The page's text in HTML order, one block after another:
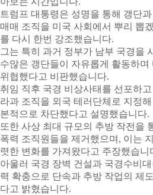
트럼프 대통령은 성명을 통해 갱단과
매매 조직을 미국 사회에서 뿌리 뽑
를 다시 한번 강조했습니다.
그는 특히 과거 정부가 남부 국경을
수많은 갱단들이 자유롭게 활동하며
위협했다고 비판했습니다.
취임 직후 국경 비상사태를 선포하
라과 조직을 외국 테러단체로 지정
본적으로 차단했다고 설명했습니다.
또한 사상 최대 규모의 추방 작전을
폭력 조직원들을 제거했으며, 이는
렷한 변화를 가져왔다고 주장했습니
아울러 국경 장벽 건설과 국경수비대
력 확충으로 단속과 추방 작업의 제
다고 밝혔습니다.